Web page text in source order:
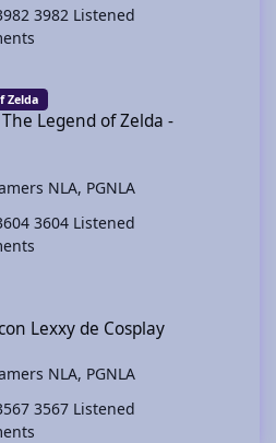
3982 Listened
Zelda
Legend of Zelda -
NLA, PGNLA
3604 Listened
Lexxy de Cosplay
NLA, PGNLA
3567 Listened